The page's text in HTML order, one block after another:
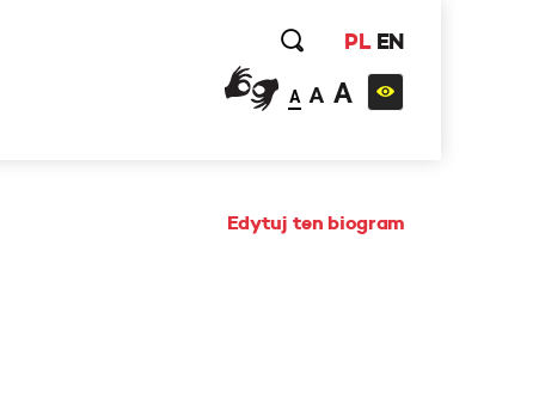
PL EN
A A A
Edytuj ten biogram